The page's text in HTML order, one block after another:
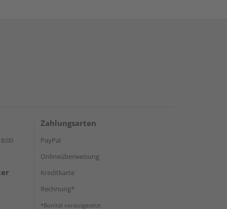
Zahlungsarten
PayPal
Onlineüberweisung
Kreditkarte
Rechnung*
*Bonität vorausgesetzt